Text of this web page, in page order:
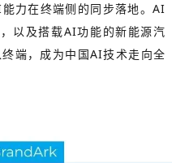
力在终端侧的同步落地。AI
以及搭载AI功能的新能源汽
端，成为中国AI技术走向全